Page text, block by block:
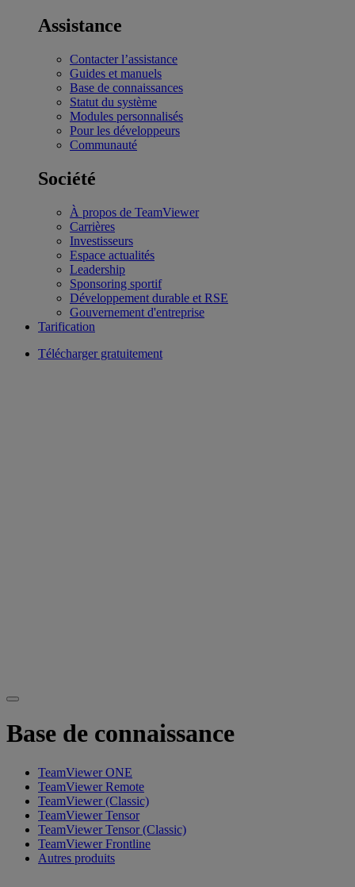
Assistance
Contacter l’assistance
Guides et manuels
Base de connaissances
Statut du système
Modules personnalisés
Pour les développeurs
Communauté
Société
À propos de TeamViewer
Carrières
Investisseurs
Espace actualités
Leadership
Sponsoring sportif
Développement durable et RSE
Gouvernement d'entreprise
Tarification
Télécharger gratuitement
Base de connaissance
TeamViewer ONE
TeamViewer Remote
TeamViewer (Classic)
TeamViewer Tensor
TeamViewer Tensor (Classic)
TeamViewer Frontline
Autres produits